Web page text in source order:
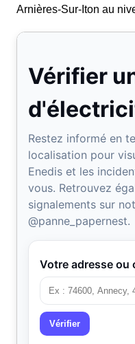
Arnières-Sur-Iton au